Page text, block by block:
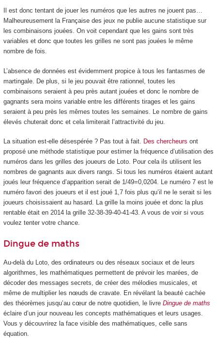
Il est donc tentant de jouer les numéros que les autres ne jouent pas…
Malheureusement la Française des jeux ne publie aucune statistique sur
les combinaisons jouées. On voit cependant que les gains sont très
variables et donc que toutes les grilles ne sont pas jouées le même
nombre de fois.
L’absence de données est évidemment propice à tous les fantasmes de
martingale. De plus, si le jeu pouvait être rationnel, toutes les
combinaisons seraient à peu près autant jouées et donc le nombre de
gagnants sera moins variable entre les différents tirages et les gains
seraient à peu près les mêmes toutes les semaines. Le nombre de gains
élevés chuterait donc et cela limiterait l’attractivité du jeu.
La situation est-elle désespérée ? Pas tout à fait. Des chercheurs ont
proposé une méthode statistique pour estimer la fréquence d’utilisation des
numéros dans les grilles des joueurs de Loto. Pour cela ils utilisent les
nombres de gagnants aux divers rangs. Si tous les numéros étaient autant
joués leur fréquence d’apparition serait de 1/49=0,0204. Le numéro 7 est le
numéro favori des joueurs et il est joué 1,7 fois plus qu’il ne le serait si les
joueurs choisissaient au hasard. La grille la moins jouée et donc la plus
rentable était en 2014 la grille 32-38-39-40-41-43. A vous de voir si vous
voulez tenter votre chance.
Dingue de maths
Au-delà du Loto, des ordinateurs ou des réseaux sociaux et de leurs
algorithmes, les mathématiques permettent de prévoir les marées, de
décoder des messages secrets, de créer des mélodies musicales, et
même de multiplier les nœuds de cravate. En révélant la beauté cachée
des théorèmes jusqu’au cœur de notre quotidien, le livre Dingue de maths
éclaire d’un jour nouveau les concepts mathématiques et leurs usages.
Vous y découvrirez la face visible des mathématiques, celle sans
équation.